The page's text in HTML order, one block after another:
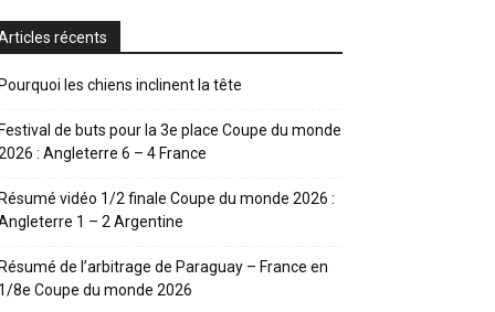
récents
les chiens inclinent la tête
de buts pour la 3e place Coupe du monde
: Angleterre 6 – 4 France
vidéo 1/2 finale Coupe du monde 2026 :
1 – 2 Argentine
de l’arbitrage de Paraguay – France en
8e Coupe du monde 2026